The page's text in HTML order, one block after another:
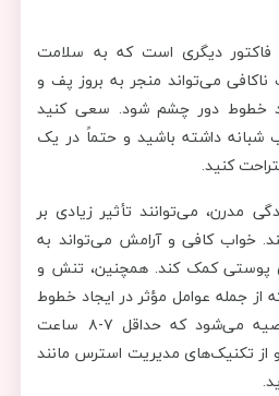
دیگری است که به سلامت
می‌تواند منجر به بروز پف و
خطوط دور چشم شود. سعی کنید
خواب شبانه داشته باشید و حتماً در یک
کنید.
مدرن، می‌توانند تأثیر زیادی بر
خواب کافی و آرامش می‌تواند به
پوستی کمک کند. همچنین، تنش و
جمله عوامل مؤثر در ایجاد خطوط
ریز دور چشم هستند. توصیه می‌شود که حداقل ۷-۸ ساعت
از تکنیک‌های مدیریت استرس مانند